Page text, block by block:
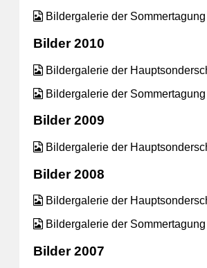
Bildergalerie der Sommertagung
Bilder 2010
Bildergalerie der
Bildergalerie der
Bilder 2009
Bildergalerie der
Bilder 2008
Bildergalerie der
Bildergalerie der
Bilder 2007